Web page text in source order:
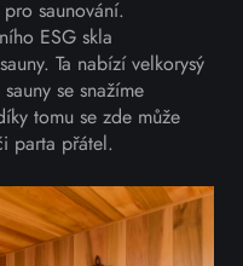
saunování.
ESG skla
Ta nabízí velkorysý
se snažíme
tomu se zde může
parta přátel.